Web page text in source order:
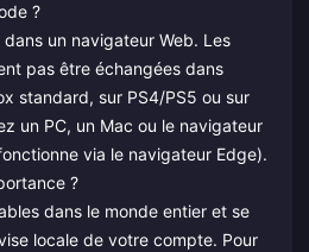
?
dans un navigateur Web. Les
pas être échangées dans
standard, sur PS4/PS5 ou sur
un PC, un Mac ou le navigateur
via le navigateur Edge).
?
dans le monde entier et se
locale de votre compte. Pour